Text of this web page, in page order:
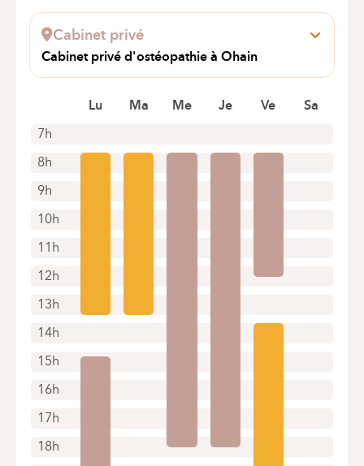
1050 Bruxelles (Ixelles)
+32 2 434 20 00
Rendez-vous uniquement par téléphone
Cabinet privé
Cabinet privé d'ostéopathie à Ohain
Route de Genval 135
7h
8h
9h
10h
11h
12h
13h
14h
15h
16h
17h
18h
Lu Ma Me Je Ve Sa